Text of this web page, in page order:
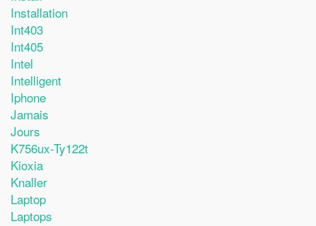
Installation
Int403
Int405
Intel
Intelligent
Iphone
Jamais
Jours
K756ux-Ty122t
Kioxia
Knaller
Laptop
Laptops